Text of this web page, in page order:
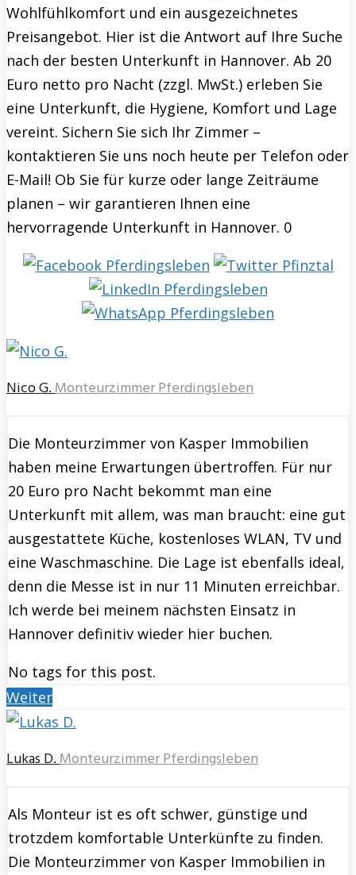
Wohlfühlkomfort und ein ausgezeichnetes
Preisangebot. Hier ist die Antwort auf Ihre Suche
nach der besten Unterkunft in Hannover. Ab 20
Euro netto pro Nacht (zzgl. MwSt.) erleben Sie
eine Unterkunft, die Hygiene, Komfort und Lage
vereint. Sichern Sie sich Ihr Zimmer –
kontaktieren Sie uns noch heute per Telefon oder
E-Mail! Ob Sie für kurze oder lange Zeiträume
planen – wir garantieren Ihnen eine
hervorragende Unterkunft in Hannover. 0
Nico G.Monteurzimmer Pferdingsleben
Die Monteurzimmer von Kasper Immobilien
haben meine Erwartungen übertroffen. Für nur
20 Euro pro Nacht bekommt man eine
Unterkunft mit allem, was man braucht: eine gut
ausgestattete Küche, kostenloses WLAN, TV und
eine Waschmaschine. Die Lage ist ebenfalls ideal,
denn die Messe ist in nur 11 Minuten erreichbar.
Ich werde bei meinem nächsten Einsatz in
Hannover definitiv wieder hier buchen.
No tags for this post.
Weiter
Lukas D.Monteurzimmer Pferdingsleben
Als Monteur ist es oft schwer, günstige und
trotzdem komfortable Unterkünfte zu finden.
Die Monteurzimmer von Kasper Immobilien in